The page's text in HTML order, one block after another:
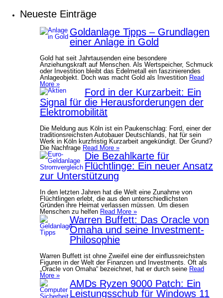
Neueste Einträge
Goldanlage Tipps – Grundlagen
einer Anlage in Gold
Gold hat seit Jahrtausenden eine besondere
Anziehungskraft auf Menschen. Als Wertspeicher, Schmuck
oder Investition bleibt das Edelmetall ein faszinierendes
Anlageobjekt. Doch was macht Gold als Investition Read
More »
Ford in der Kurzarbeit: Ein
Signal für die Herausforderungen der
Elektromobilität
Die Meldung aus Köln ist ein Paukenschlag: Ford, einer der
traditionsreichsten Autobauer Deutschlands, hat für sein
Werk in Köln kurzfristig Kurzarbeit angekündigt. Der Grund?
Die Nachfrage Read More »
Die Bezahlkarte für
Flüchtlinge: Ein neuer Ansatz
zur Unterstützung
In den letzten Jahren hat die Welt eine Zunahme von
Flüchtlingen erlebt, die aus den unterschiedlichsten
Gründen ihre Heimat verlassen müssen. Um diesen
Menschen zu helfen Read More »
Warren Buffett: Das Oracle von
Omaha und seine Investment-
Philosophie
Warren Buffett ist ohne Zweifel eine der einflussreichsten
Figuren in der Welt der Finanzen und Investments. Oft als
„Oracle von Omaha“ bezeichnet, hat er durch seine Read
More »
AMDs Ryzen 9000 Patch: Ein
Leistungsschub für Windows 11